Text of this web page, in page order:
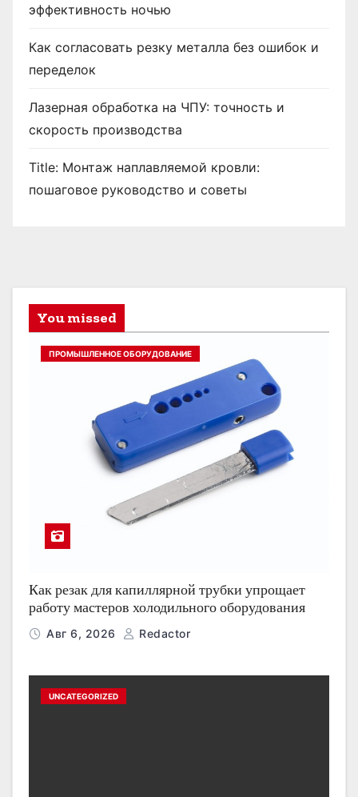
эффективность ночью
Как согласовать резку металла без ошибок и
переделок
Лазерная обработка на ЧПУ: точность и
скорость производства
Title: Монтаж наплавляемой кровли:
пошаговое руководство и советы
You missed
ПРОМЫШЛЕННОЕ ОБОРУДОВАНИЕ
Как резак для капиллярной трубки упрощает
работу мастеров холодильного оборудования
Авг 6, 2026 Redactor
UNCATEGORIZED